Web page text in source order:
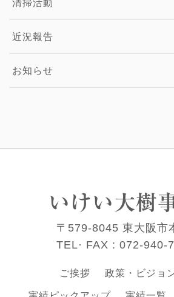
清掃活動
近況報告
お知らせ
いけい大樹
〒579-8045 東大阪市
TEL· FAX : 072-940-
ご挨拶 政策・ビジョ